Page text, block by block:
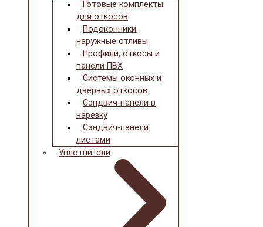
Готовые комплекты
для откосов
Подоконники,
наружные отливы
Профили, откосы и
панели ПВХ
Системы оконных и
дверных откосов
Сэндвич-панели в
нарезку
Сэндвич-панели
листами
Уплотнители